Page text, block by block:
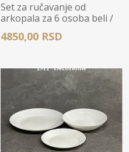
Set za ručavanje od
arkopala za 6 osoba beli /
4850,00 RSD